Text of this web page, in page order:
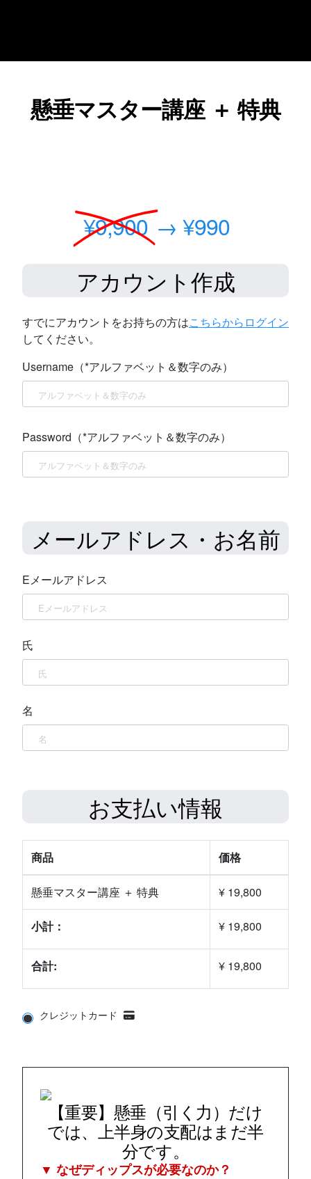
懸垂マスター講座 ＋ 特典
¥9,900 → ¥990
アカウント作成
すでにアカウントをお持ちの方はこちらからログイン
してください。
Username（*アルファベット＆数字のみ）
Password（*アルファベット＆数字のみ）
メールアドレス・お名前
Eメールアドレス
氏
名
お支払い情報
商品 価格
懸垂マスター講座 ＋ 特典 ¥ 19,800
小計： ¥ 19,800
合計: ¥ 19,800
クレジットカード
【重要】懸垂（引く力）だけ
では、上半身の支配はまだ半
分です。
▼ なぜディップスが必要なのか？